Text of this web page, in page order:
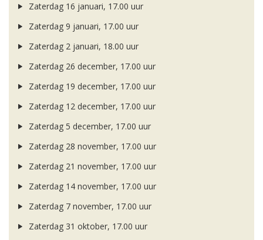
Zaterdag 16 januari, 17.00 uur
Zaterdag 9 januari, 17.00 uur
Zaterdag 2 januari, 18.00 uur
Zaterdag 26 december, 17.00 uur
Zaterdag 19 december, 17.00 uur
Zaterdag 12 december, 17.00 uur
Zaterdag 5 december, 17.00 uur
Zaterdag 28 november, 17.00 uur
Zaterdag 21 november, 17.00 uur
Zaterdag 14 november, 17.00 uur
Zaterdag 7 november, 17.00 uur
Zaterdag 31 oktober, 17.00 uur